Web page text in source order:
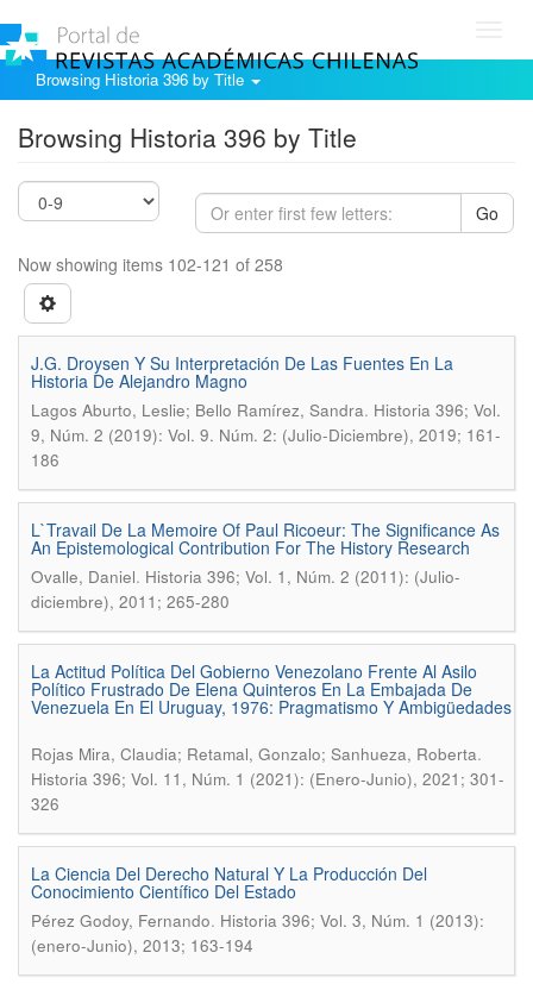
Browsing Historia 396 by Title
Browsing Historia 396 by Title
Go
Now showing items 102-121 of 258
J.G. Droysen Y Su Interpretación De Las Fuentes En La
Historia De Alejandro Magno
Lagos Aburto, Leslie; Bello Ramírez, Sandra. Historia 396; Vol.
9, Núm. 2 (2019): Vol. 9. Núm. 2: (Julio-Diciembre), 2019; 161-
186
L`Travail De La Memoire Of Paul Ricoeur: The Significance As
An Epistemological Contribution For The History Research
Ovalle, Daniel. Historia 396; Vol. 1, Núm. 2 (2011): (Julio-
diciembre), 2011; 265-280
La Actitud Política Del Gobierno Venezolano Frente Al Asilo
Político Frustrado De Elena Quinteros En La Embajada De
Venezuela En El Uruguay, 1976: Pragmatismo Y Ambigüedades
Rojas Mira, Claudia; Retamal, Gonzalo; Sanhueza, Roberta.
Historia 396; Vol. 11, Núm. 1 (2021): (Enero-Junio), 2021; 301-
326
La Ciencia Del Derecho Natural Y La Producción Del
Conocimiento Científico Del Estado
Pérez Godoy, Fernando. Historia 396; Vol. 3, Núm. 1 (2013):
(enero-Junio), 2013; 163-194